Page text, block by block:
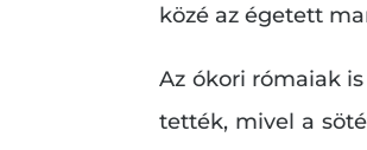
közé az égetett
Az ókori rómaiak
tették, mivel a